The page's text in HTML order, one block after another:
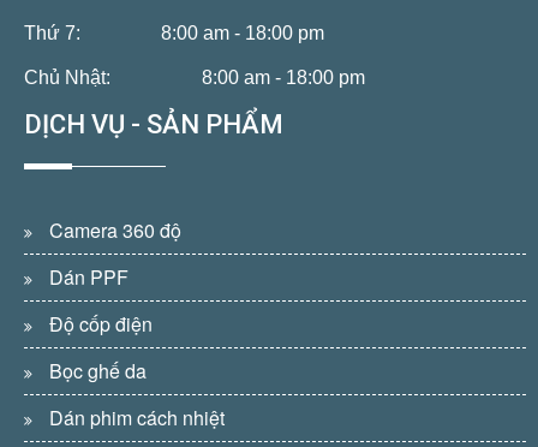
Thứ 7: 8:00 am - 18:00 pm
Chủ Nhật: 8:00 am - 18:00 pm
DỊCH VỤ - SẢN PHẨM
Camera 360 độ
Dán PPF
Độ cốp điện
Bọc ghế da
Dán phim cách nhiệt